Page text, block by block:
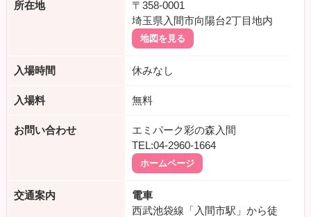
所在地
〒358-0001
埼玉県入間市向陽台2丁目地内
地図を見る
入場時間 休みなし
入場料 無料
お問い合わせ
エミパーク彩の森入間
TEL:04-2960-1664
ホームページ
交通案内
電車
西武池袋線「入間市駅」から徒